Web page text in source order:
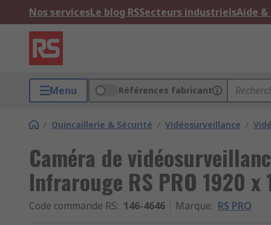
Nos servicesLe blog RSSecteurs industrielsAide
Menu Références fabricant
/ Quincaillerie & Sécurité / Vidéosurveillance /
Caméra de
Infrarouge RS PRO 1920 x
Code commande RS: 146-4646 Marque: RS PRO